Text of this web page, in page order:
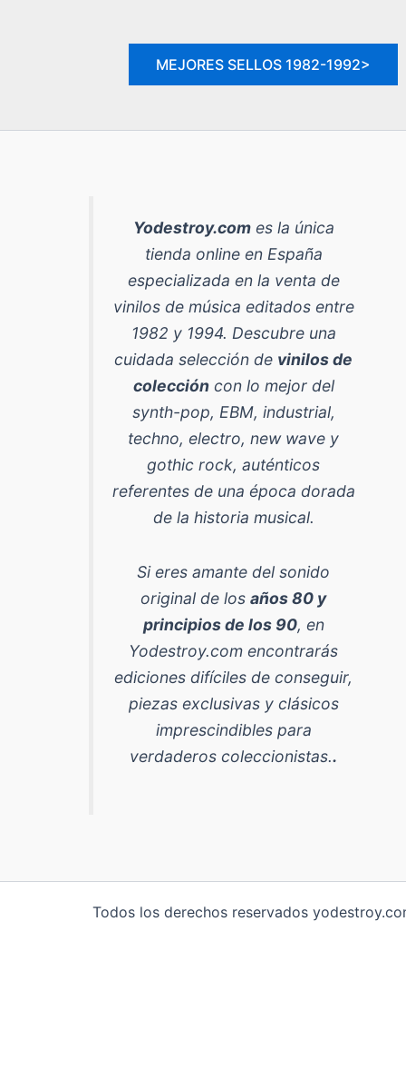
MEJORES SELLOS 1982-1992>
Yodestroy.comes la única
tienda online en España
especializada en la venta de
vinilos de música editados entre
1982 y 1994. Descubre una
cuidada selección de vinilos de
coleccióncon lo mejor del
synth-pop, EBM, industrial,
techno, electro, new wave y
gothic rock, auténticos
referentes de una época dorada
de la historia musical.
Si eres amante del sonido
original de losaños 80 y
principios de los 90, en
Yodestroy.com encontrarás
ediciones difíciles de conseguir,
piezas exclusivas y clásicos
imprescindibles para
verdaderos coleccionistas..
Todos los derechos reservados